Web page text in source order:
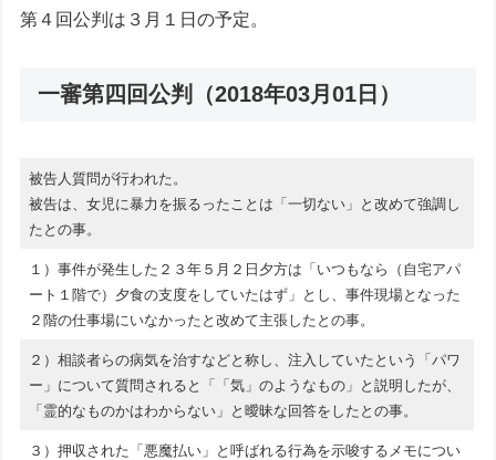
第４回公判は３月１日の予定。
一審第四回公判（2018年03月01日）
被告人質問が行われた。
被告は、女児に暴力を振るったことは「一切ない」と改めて強調し
たとの事。
１）事件が発生した２３年５月２日夕方は「いつもなら（自宅アパ
ート１階で）夕食の支度をしていたはず」とし、事件現場となった
２階の仕事場にいなかったと改めて主張したとの事。
２）相談者らの病気を治すなどと称し、注入していたという「パワ
ー」について質問されると「「気」のようなもの」と説明したが、
「霊的なものかはわからない」と曖昧な回答をしたとの事。
３）押収された「悪魔払い」と呼ばれる行為を示唆するメモについ